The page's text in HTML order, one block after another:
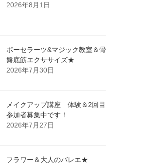
2026年8月1日
ポーセラーツ&マジック教室＆骨
盤底筋エクササイズ★
2026年7月30日
メイクアップ講座 体験＆2回目
参加者募集中です！
2026年7月27日
フラワー＆大人のバレエ★